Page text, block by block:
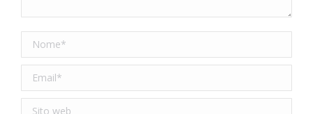
Nome *
Email *
Sito web